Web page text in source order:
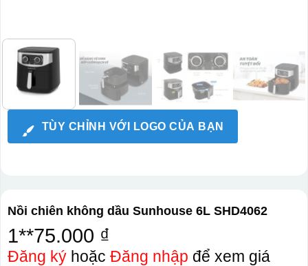
TÙY CHỈNH VỚI LOGO CỦA BẠN
Nồi chiên không dầu Sunhouse 6L SHD4062
1**75.000 ₫
Đăng kýhoặc Đăng nhập để xem giá